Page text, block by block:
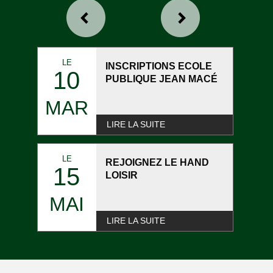
LE
10
MAR
INSCRIPTIONS ECOLE
PUBLIQUE JEAN MACÉ
LIRE LA SUITE
LE
15
MAI
REJOIGNEZ LE HAND
LOISIR
LIRE LA SUITE